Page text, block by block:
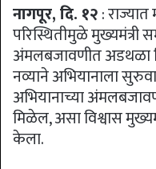
नागपूर, दि. १२:
परिस्थितीमुळे मुख्यमंत्री
अंमलबजावणीत अडथळा
नव्याने अभियानाला
अभियानाच्या
मिळेल, असा विश्वास
केला.